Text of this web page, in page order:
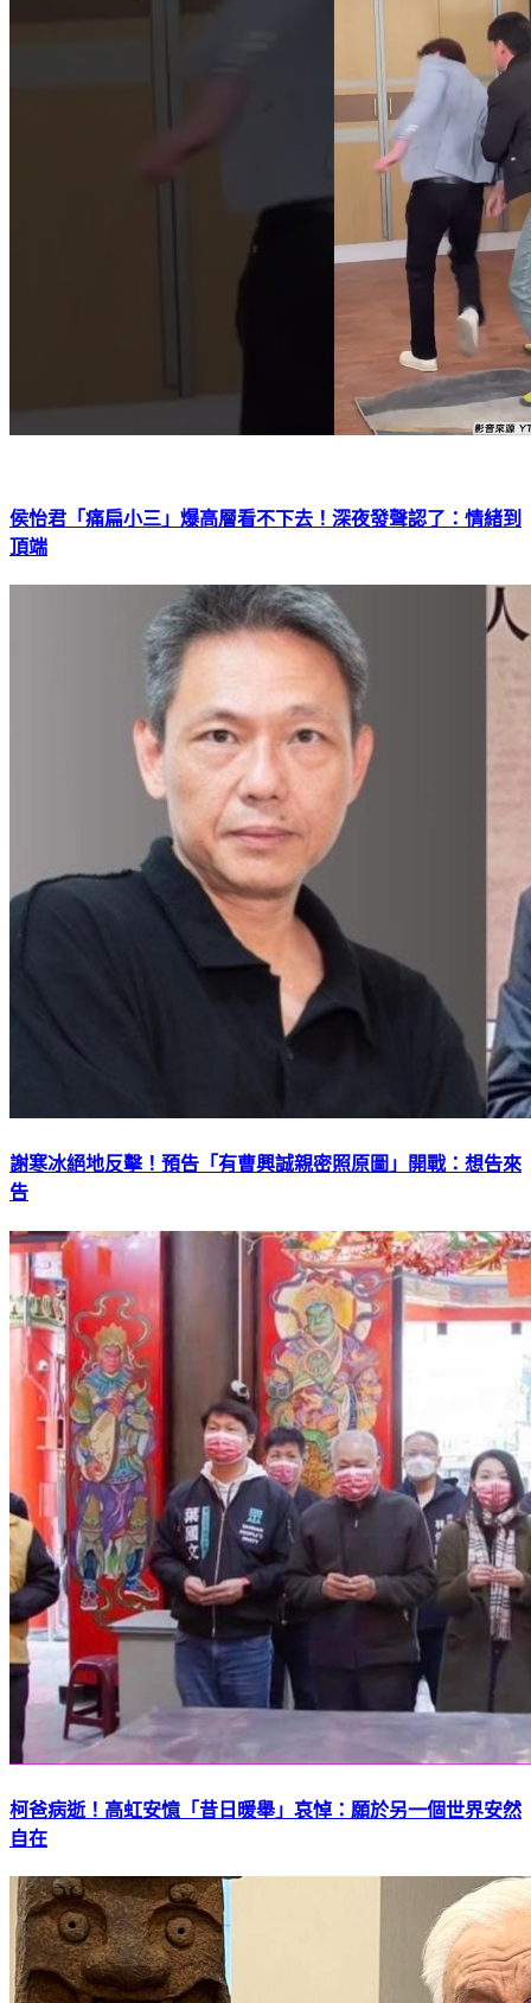
侯怡君「痛扁小三」爆高層看不下去！深夜發聲認了：情緒到
謝寒冰絕地反擊！預告「有曹興誠親密照原圖」開戰：想告來
柯爸病逝！高虹安憶「昔日暖舉」哀悼：願於另一個世界安然